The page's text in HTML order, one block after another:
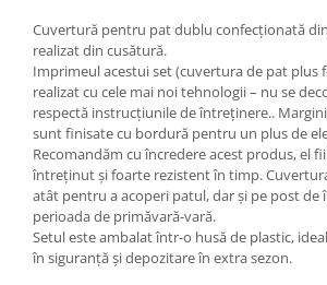
Cuvertură pentru pat dublu confecționată
realizat din cusătură.
Imprimeul acestui set (cuvertura de pat plus
realizat cu cele mai noi tehnologii – nu se
respectă instrucțiunile de întreținere..
sunt finisate cu bordură pentru un plus de
Recomandăm cu încredere acest produs, el
întreținut și foarte rezistent în timp.
atât pentru a acoperi patul, dar și pe post de
perioada de primăvară-vară.
Setul este ambalat într-o husă de plastic,
în siguranță și depozitare în extra sezon.